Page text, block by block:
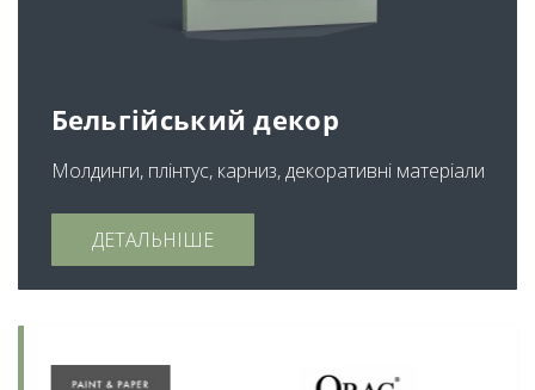
Бельгійський декор
Молдинги, плінтус, карниз, декоративні матеріали
ДЕТАЛЬНІШЕ